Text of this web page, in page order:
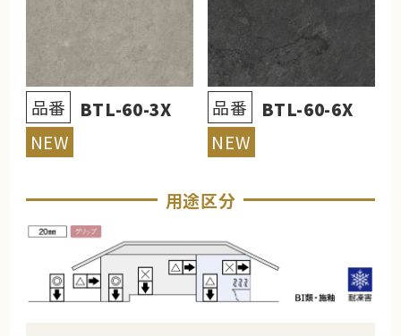
品番
BTL-60-3X
NEW
品番
BTL-60-6X
NEW
用途区分